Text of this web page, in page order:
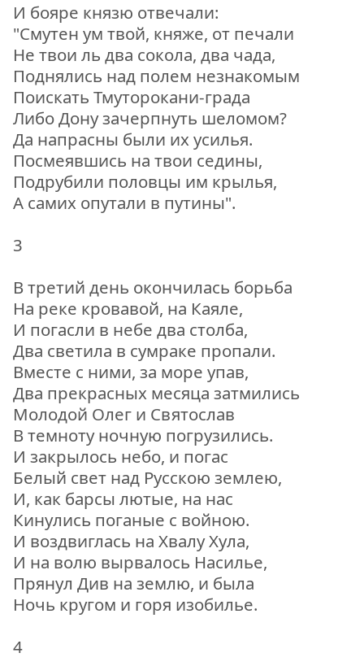
И бояре князю отвечали:
"Смутен ум твой, княже, от печали
Не твои ль два сокола, два чада,
Поднялись над полем незнакомым
Поискать Тмуторокани-града
Либо Дону зачерпнуть шеломом?
Да напрасны были их усилья.
Посмеявшись на твои седины,
Подрубили половцы им крылья,
А самих опутали в путины".
3
В третий день окончилась борьба
На реке кровавой, на Каяле,
И погасли в небе два столба,
Два светила в сумраке пропали.
Вместе с ними, за море упав,
Два прекрасных месяца затмились
Молодой Олег и Святослав
В темноту ночную погрузились.
И закрылось небо, и погас
Белый свет над Русскою землею,
И, как барсы лютые, на нас
Кинулись поганые с войною.
И воздвиглась на Хвалу Хула,
И на волю вырвалось Насилье,
Прянул Див на землю, и была
Ночь кругом и горя изобилье.
4